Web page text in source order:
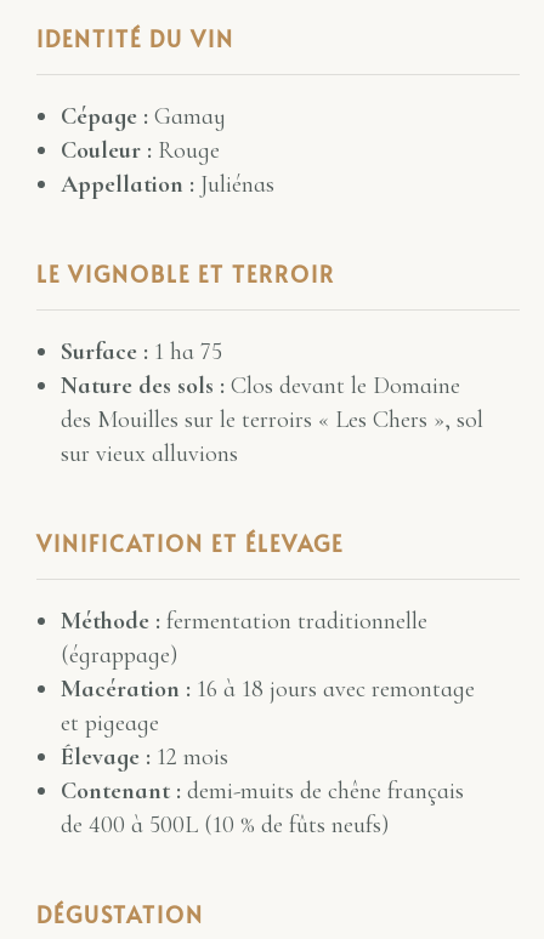
IDENTITÉ DU VIN
Cépage : Gamay
Couleur : Rouge
Appellation : Juliénas
LE VIGNOBLE ET TERROIR
Surface : 1 ha 75
Nature des sols : Clos devant le Domaine
des Mouilles sur le terroirs « Les Chers », sol
sur vieux alluvions
VINIFICATION ET ÉLEVAGE
Méthode : fermentation traditionnelle
(égrappage)
Macération : 16 à 18 jours avec remontage
et pigeage
Élevage : 12 mois
Contenant : demi-muits de chêne français
de 400 à 500L (10 % de fûts neufs)
DÉGUSTATION